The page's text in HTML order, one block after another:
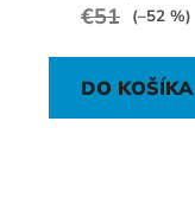
€51 (–52 %)
DO KOŠÍKA